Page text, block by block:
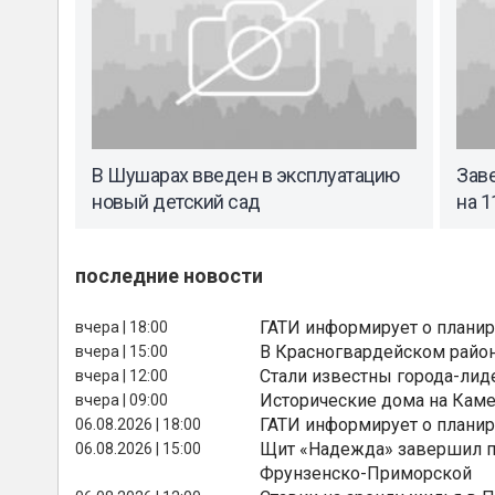
В Шушарах введен в эксплуатацию
новый детский сад
на
последние новости
вчера | 18:00 ГАТИ информирует о
вчера | 15:00 В Красногвардейском
вчера | 12:00 Стали известны города-
вчера | 09:00 Исторические дома на
06.08.2026 | 18:00 ГАТИ информирует о
06.08.2026 | 15:00
Щит «Надежда» завершил
Фрунзенско-Приморской